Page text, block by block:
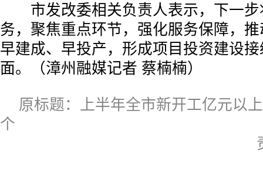
市发改委相关负责人表示，下一步
务，聚焦重点环节，强化服务保障，
早建成、早投产，形成项目投资建设
面。（漳州融媒记者 蔡楠楠）
原标题：上半年全市新开工亿元以
个